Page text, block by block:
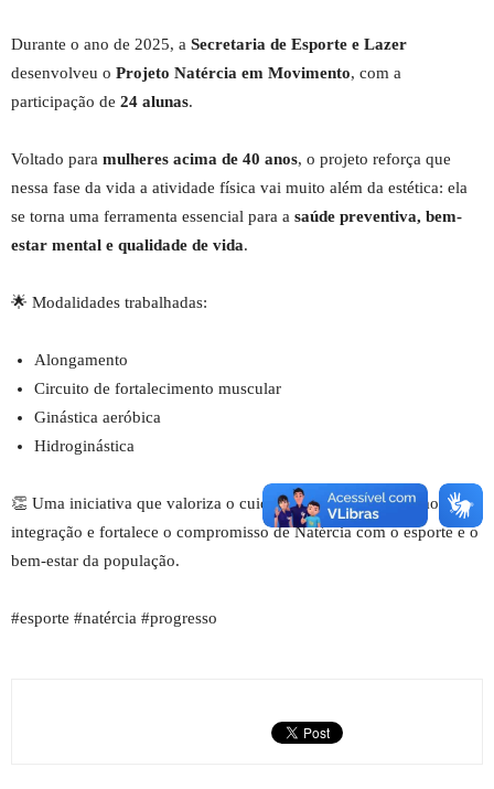
Durante o ano de 2025, a Secretaria de Esporte e Lazer
desenvolveu o Projeto Natércia em Movimento, com a
participação de 24 alunas.
Voltado para mulheres acima de 40 anos, o projeto reforça que
nessa fase da vida a atividade física vai muito além da estética: ela
se torna uma ferramenta essencial para a saúde preventiva, bem-
estar mental e qualidade de vida.
🌟 Modalidades trabalhadas:
Alongamento
Circuito de fortalecimento muscular
Ginástica aeróbica
Hidroginástica
👏 Uma iniciativa que valoriza o cuidado com a saúde, promove
integração e fortalece o compromisso de Natércia com o esporte e o
bem-estar da população.
#esporte #natércia #progresso